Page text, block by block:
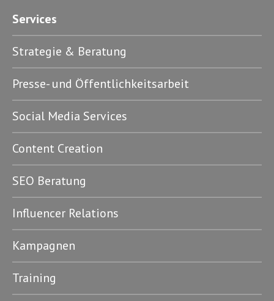
Services
Strategie & Beratung
Presse- und Öffentlichkeitsarbeit
Social Media Services
Content Creation
SEO Beratung
Influencer Relations
Kampagnen
Training